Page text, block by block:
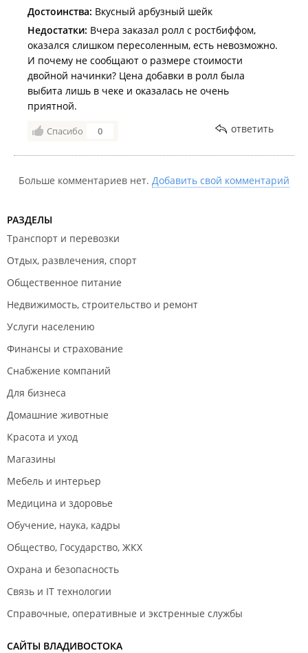
Достоинства: Вкусный арбузный шейк
Недостатки: Вчера заказал ролл с ростбиффом,
оказался слишком пересоленным, есть невозможно.
И почему не сообщают о размере стоимости
двойной начинки? Цена добавки в ролл была
выбита лишь в чеке и оказалась не очень
приятной.
Спасибо 0 ответить
Больше комментариев нет. Добавить свой комментарий
РАЗДЕЛЫ
Транспорт и перевозки
Отдых, развлечения, спорт
Общественное питание
Недвижимость, строительство и ремонт
Услуги населению
Финансы и страхование
Снабжение компаний
Для бизнеса
Домашние животные
Красота и уход
Магазины
Мебель и интерьер
Медицина и здоровье
Обучение, наука, кадры
Общество, Государство, ЖКХ
Охрана и безопасность
Связь и IT технологии
Справочные, оперативные и экстренные службы
САЙТЫ ВЛАДИВОСТОКА